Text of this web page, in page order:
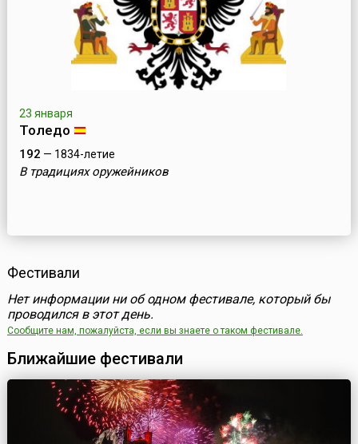
23 января
Толедо
192 — 1834-летие
В традициях оружейников
Фестивали
Нет информации ни об одном фестивале, который бы
проводился в этот день.
Сообщите нам, пожалуйста, если вы знаете о таком фестивале.
Ближайшие фестивали